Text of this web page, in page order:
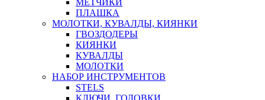
МЕТЧИКИ
ПЛАШКА
МОЛОТКИ, КУВАЛДЫ, КИЯНКИ
ГВОЗДОДЕРЫ
КИЯНКИ
КУВАЛДЫ
МОЛОТКИ
НАБОР ИНСТРУМЕНТОВ
STELS
КЛЮЧИ, ГОЛОВКИ